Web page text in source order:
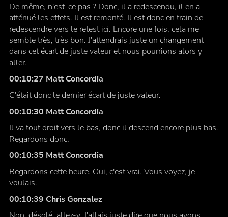
De même, n'est-ce pas ? Donc, il a redescendu, il en a
atténué les effets. Il est remonté. Il est donc en train de
redescendre vers le retest ici. Encore une fois, cela me
semble très, très bon. J'attendrais juste un changement
dans cet écart de juste valeur et nous pourrions alors y
aller.
00:10:27 Matt Concordia
C'était donc le dernier écart de juste valeur.
00:10:30 Matt Concordia
Il va tout droit vers le bas, donc il descend encore plus bas.
Regardons donc.
00:10:35 Matt Concordia
Regardons cette heure. Oui, c'est vrai. Vous voyez, je
voulais.
00:10:39 Chris Gonzalez